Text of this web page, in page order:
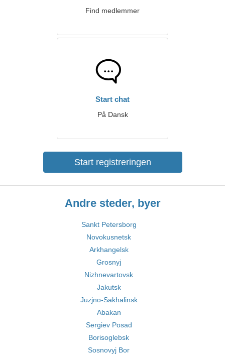
Find medlemmer
Start chat
På Dansk
Start registreringen
Andre steder, byer
Sankt Petersborg
Novokusnetsk
Arkhangelsk
Grosnyj
Nizhnevartovsk
Jakutsk
Juzjno-Sakhalinsk
Abakan
Sergiev Posad
Borisoglebsk
Sosnovyj Bor